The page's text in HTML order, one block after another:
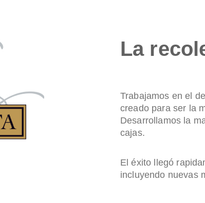
La
Trabajamos en el
creado para ser la
Desarrollamos la
cajas.
El éxito llegó
incluyendo nuevas